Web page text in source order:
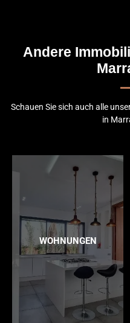
Andere
Schauen Sie sich auch alle
in
WOHNUNGEN